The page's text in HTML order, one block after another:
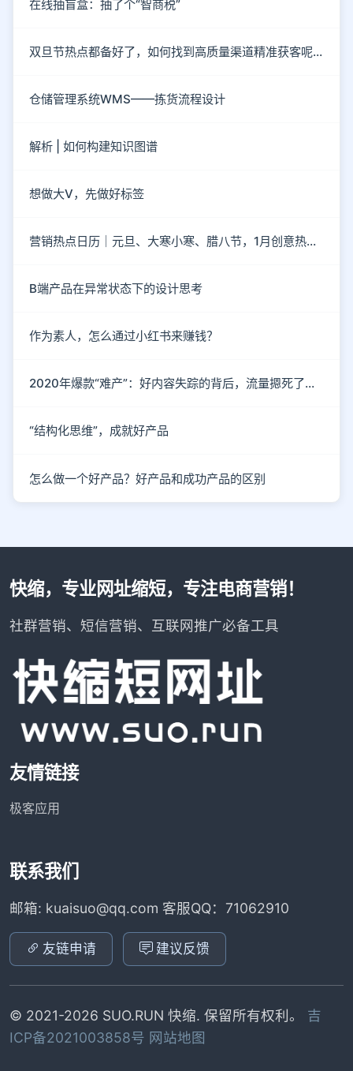
在线抽盲盒：抽了个“智商税”
双旦节热点都备好了，如何找到高质量渠道精准获客呢？
仓储管理系统WMS——拣货流程设计
解析 | 如何构建知识图谱
想做大V，先做好标签
营销热点日历｜元旦、大寒小寒、腊八节，1月创意热点都在这
B端产品在异常状态下的设计思考
作为素人，怎么通过小红书来赚钱？
2020年爆款“难产”：好内容失踪的背后，流量摁死了内容
“结构化思维”，成就好产品
怎么做一个好产品？好产品和成功产品的区别
快缩，专业网址缩短，专注电商营销！
社群营销、短信营销、互联网推广必备工具
友情链接
极客应用
联系我们
邮箱: kuaisuo@qq.com 客服QQ：71062910
友链申请 建议反馈
© 2021-2026 SUO.RUN 快缩. 保留所有权利。 吉
ICP备2021003858号 网站地图